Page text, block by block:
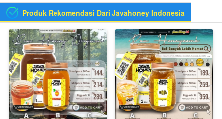
Produk Rekomendasi Dari Javahoney Indonesia